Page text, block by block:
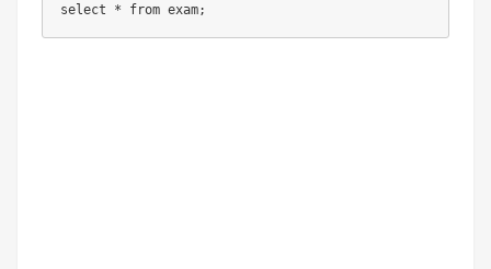
select * from exam;